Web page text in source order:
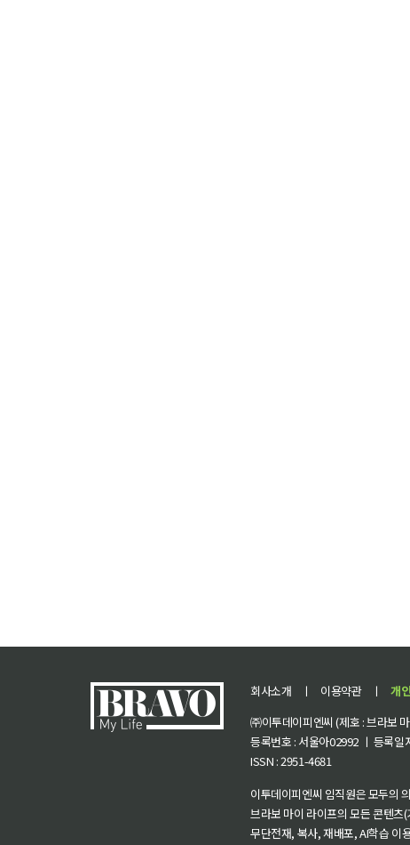
회사소개 ㅣ 이용약관 ㅣ 개
㈜이투데이피엔씨 (제호 : 브라보
등록번호 : 서울아02992 ㅣ 등록일
ISSN : 2951-4681
이투데이피엔씨 임직원은 모두의
브라보 마이 라이프의 모든 콘텐츠
무단전재, 복사, 재배포, AI학습 이